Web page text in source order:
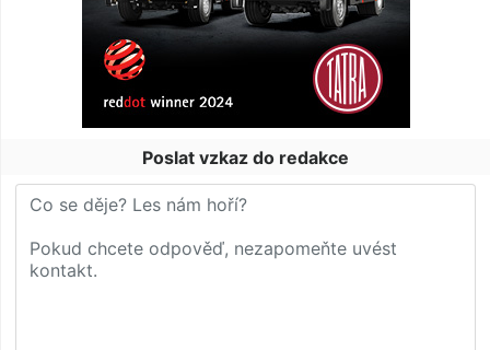
Poslat vzkaz do redakce